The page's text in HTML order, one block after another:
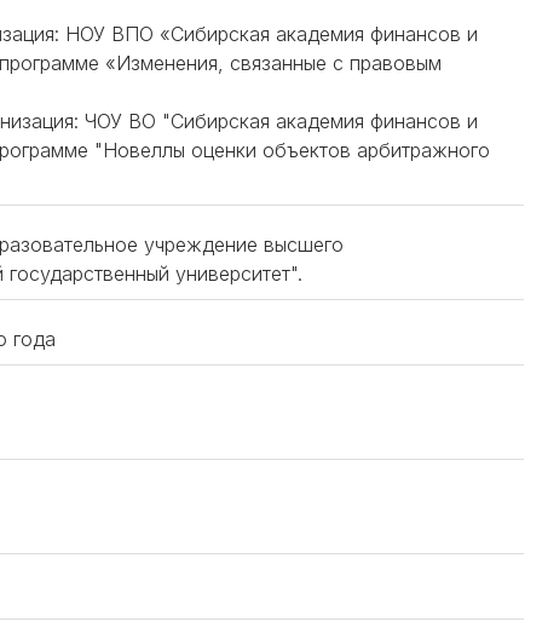
НОУ ВПО «Сибирская академия финансов и
«Изменения, связанные с правовым
ЧОУ ВО "Сибирская академия финансов и
"Новеллы оценки объектов арбитражного
учреждение высшего
университет".
года